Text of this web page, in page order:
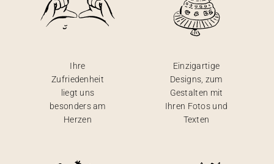
Ihre
Zufriedenheit
liegt uns
besonders am
Herzen
Einzigartige
Designs, zum
Gestalten mit
Ihren Fotos und
Texten